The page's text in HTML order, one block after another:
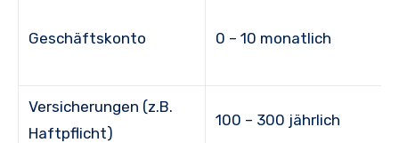
Geschäftskonto 0 – 10 monatlich
Versicherungen (z.B.
Haftpflicht)
100 – 300 jährlich